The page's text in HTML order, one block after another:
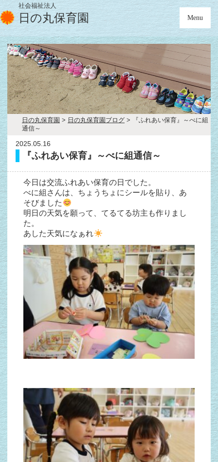
社会福祉法人
日の丸保育園 Menu
日の丸保育園 > 日の丸保育園ブログ >
『ふれあい保育』～べに組
通信～
2025.05.16
『ふれあい保育』～べに組通信～
今日は交流ふれあい保育の日でした。
べに組さんは、ちょうちょにシールを貼り、あ
そびました
明日の天気を願って、てるてる坊主も作りまし
た。
あした天気になぁれ